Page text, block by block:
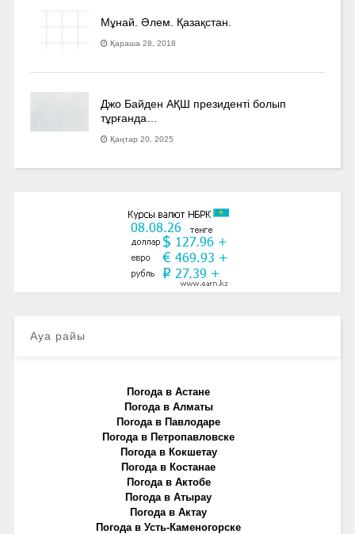
Мұнай. Әлем. Қазақстан.
Қараша 28, 2018
Джо Байден АҚШ президенті болып
тұрғанда…
Қаңтар 20, 2025
Ауа райы
Погода в Астане
Погода в Алматы
Погода в Павлодаре
Погода в Петропавловске
Погода в Кокшетау
Погода в Костанае
Погода в Актобе
Погода в Атырау
Погода в Актау
Погода в Усть-Каменогорске